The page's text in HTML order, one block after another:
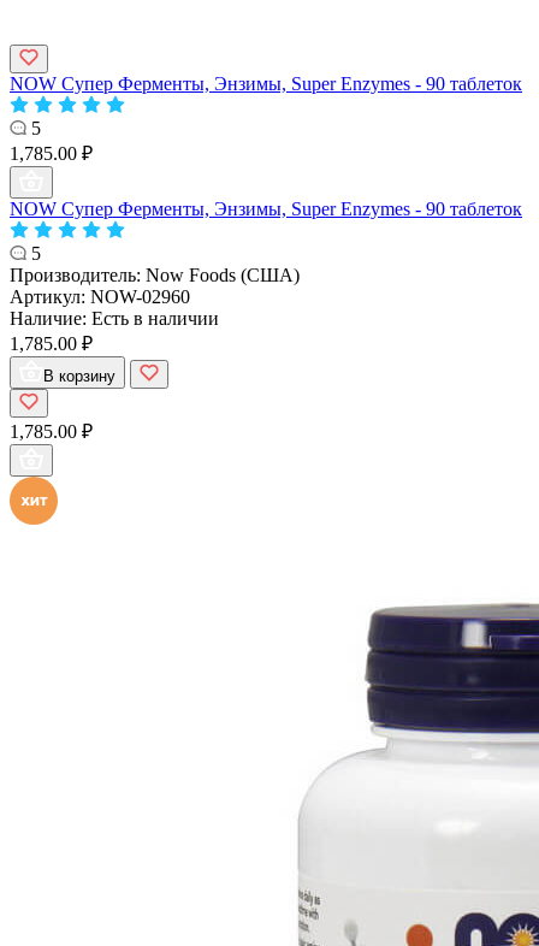
NOW Супер Ферменты, Энзимы, Super Enzymes - 90 таблеток
5
1,785.00 ₽
NOW Супер Ферменты, Энзимы, Super Enzymes - 90 таблеток
5
Производитель: Now Foods (США)
Артикул: NOW-02960
Наличие: Есть в наличии
1,785.00 ₽
В корзину
1,785.00 ₽